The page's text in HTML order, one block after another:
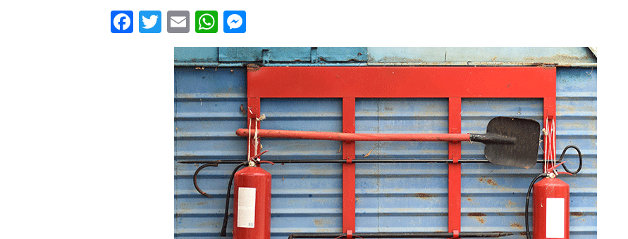
Facebook
Twitter
EmailWhatsApp